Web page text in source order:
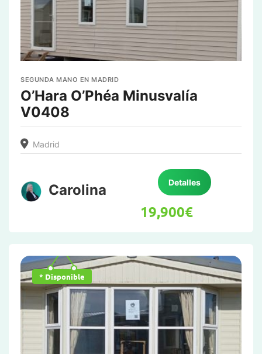
SEGUNDA MANO EN MADRID
O’Hara O’Phéa Minusvalía
V0408
Madrid
Carolina Detalles
19,900€
* Disponible